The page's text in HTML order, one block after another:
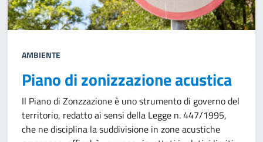
AMBIENTE
Piano di zonizzazione acustica
Il Piano di Zonzzazione è uno strumento di governo del
territorio, redatto ai sensi della Legge n. 447/1995,
che ne disciplina la suddivisione in zone acustiche